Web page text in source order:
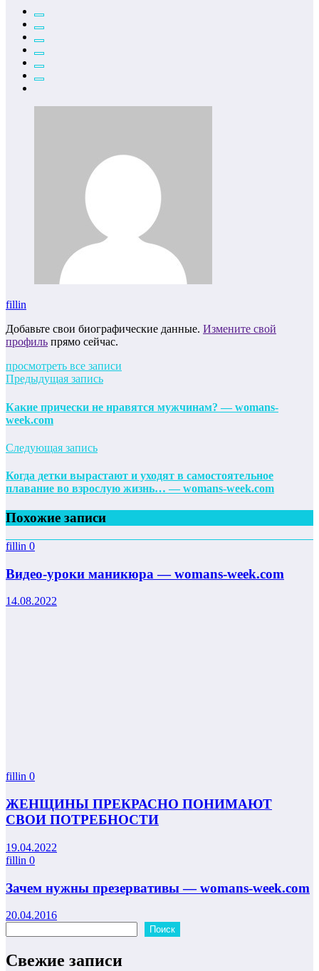
fillin
Добавьте свои биографические данные. Измените свой
профиль прямо сейчас.
просмотреть все записи
Предыдущая запись
Какие прически не нравятся мужчинам? — womans-
week.com
Следующая запись
Когда детки вырастают и уходят в самостоятельное
плавание во взрослую жизнь… — womans-week.com
Похожие записи
fillin 0
Видео-уроки маникюра — womans-week.com
14.08.2022
fillin 0
ЖЕНЩИНЫ ПРЕКРАСНО ПОНИМАЮТ
СВОИ ПОТРЕБНОСТИ
19.04.2022
fillin 0
Зачем нужны презервативы — womans-week.com
20.04.2016
Поиск
Свежие записи